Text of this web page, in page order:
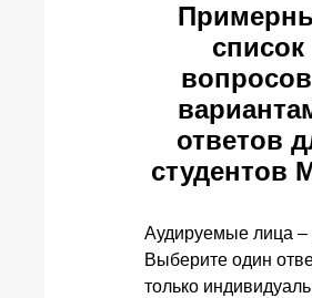
список
ответов
студентов
Аудируемые лица –
Выберите один
только